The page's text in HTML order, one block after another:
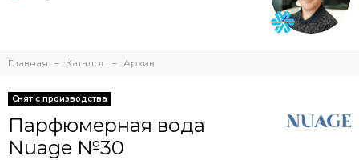
Главная Каталог Архив
Снят с производства
Парфюмерная вода
Nuage №30